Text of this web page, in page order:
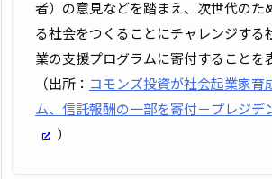
者）の意見などを踏まえ、次世代のた
る社会をつくることにチャレンジする
業の支援プログラムに寄付することを
（出所： コモンズ投資が社会起業家育
ム、信託報酬の一部を寄付－プレジデ
）